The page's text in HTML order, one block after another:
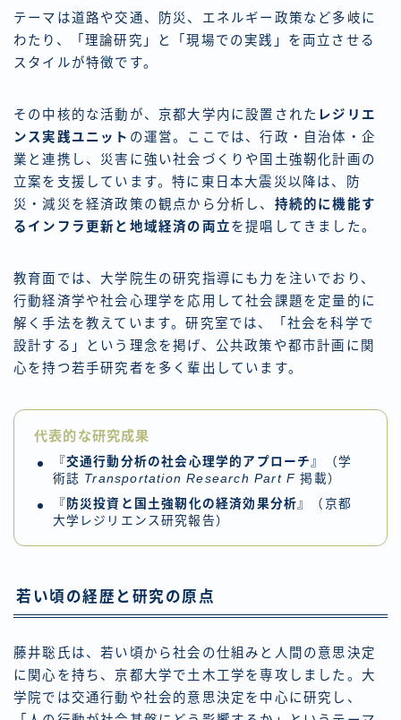
テーマは道路や交通、防災、エネルギー政策など多岐に
わたり、「理論研究」と「現場での実践」を両立させる
スタイルが特徴です。
その中核的な活動が、京都大学内に設置された レジリエ
ンス実践ユニット の運営。ここでは、行政・自治体・企
業と連携し、災害に強い社会づくりや国土強靭化計画の
立案を支援しています。特に東日本大震災以降は、防
災・減災を経済政策の観点から分析し、 持続的に機能す
るインフラ更新と地域経済の両立を提唱してきました。
教育面では、大学院生の研究指導にも力を注いでおり、
行動経済学や社会心理学を応用して社会課題を定量的に
解く手法を教えています。研究室では、「社会を科学で
設計する」という理念を掲げ、公共政策や都市計画に関
心を持つ若手研究者を多く輩出しています。
代表的な研究成果
『交通行動分析の社会心理学的アプローチ』（学
術誌 Transportation Research Part F 掲載）
『 防災投資と国土強靭化の経済効果分析』（京都
大学レジリエンス研究報告）
若い頃の経歴と研究の原点
藤井聡氏は、若い頃から社会の仕組みと人間の意思決定
に関心を持ち、京都大学で土木工学を専攻しました。大
学院では交通行動や社会的意思決定を中心に研究し、